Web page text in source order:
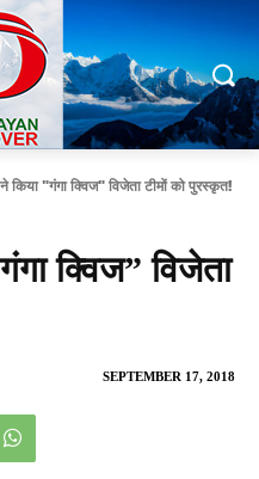
किया "गंगा क्विज" विजेता टीमों को पुरस्कृत!
क्विज” विजेता
SEPTEMBER 17, 2018